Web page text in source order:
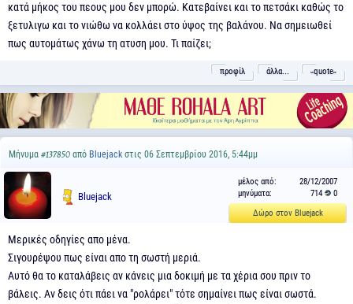
κατά μήκος του πεους μου δεν μπορώ. Κατεβαίνει και το πετσάκι καθώς το
ξετυλιγω και το νιώθω να κολλάει στο ύψος της βαλάνου. Να σημειωθεί
πως αυτομάτως χάνω τη ατυση μου. Τι παίζει;
προφίλ άλλα... ˵quote˶
Μήνυμα #137850 από Bluejack στις 06 Σεπτεμβρίου 2016, 5:44μμ
Bluejack
μέλος από:
28/12/2007
μηνύματα:
714
0
Δώρο στον Bluejack
Μερικές οδηγίες απο μένα.
Σιγουρέψου πως είναι απο τη σωστή μεριά.
Αυτό θα το καταλάβεις αν κάνεις μια δοκιμή με τα χέρια σου πριν το
βάλεις. Αν δεις ότι πάει να "ρολάρει" τότε σημαίνει πως είναι σωστά.